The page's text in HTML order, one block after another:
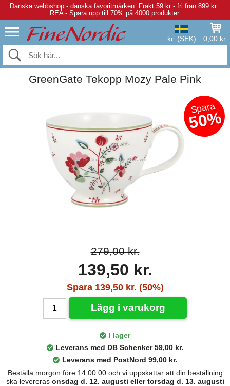
Danska webbshop - danska favoritmärken. Frakt 59 kr - fri från 899 kr.
REA - Spara upp till 70% på 4000 produkter.
kr. (SEK) 0,00 kr.
GreenGate Tekopp Mozy Pale Pink
Spara
50%
279,00 kr.
139,50 kr.
Spara 139,50 kr. (50%)
Lägg i varukorg
I lager
Leverans med DB Schenker 59,00 kr.
Leverans med PostNord 99,00 kr.
Beställa morgon före 14:00:00 och vi uppskattar att din beställning
ska levereras onsdag d. 12. augusti eller torsdag d. 13. augusti